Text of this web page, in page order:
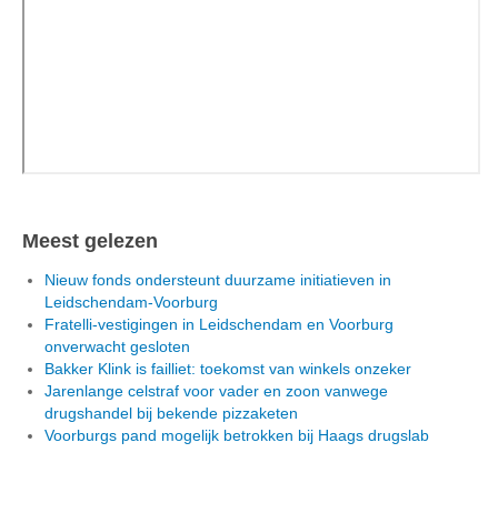
Meest gelezen
Nieuw fonds ondersteunt duurzame initiatieven in
Leidschendam-Voorburg
Fratelli-vestigingen in Leidschendam en Voorburg
onverwacht gesloten
Bakker Klink is failliet: toekomst van winkels onzeker
Jarenlange celstraf voor vader en zoon vanwege
drugshandel bij bekende pizzaketen
Voorburgs pand mogelijk betrokken bij Haags drugslab